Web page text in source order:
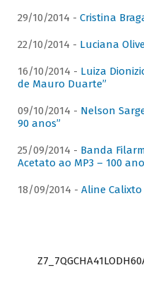
29/10/2014 - Cristina
22/10/2014 - Luciana
16/10/2014 - Luiza
de Mauro Duarte”
09/10/2014 - Nelson
90 anos”
25/09/2014 - Banda
Acetato ao MP3 – 100
18/09/2014 - Aline